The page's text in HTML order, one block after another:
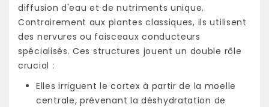
diffusion d'eau et de nutriments unique.
Contrairement aux plantes classiques, ils utilisent
des nervures ou faisceaux conducteurs
spécialisés. Ces structures jouent un double rôle
crucial :
Elles irriguent le cortex à partir de la moelle
centrale, prévenant la déshydratation de